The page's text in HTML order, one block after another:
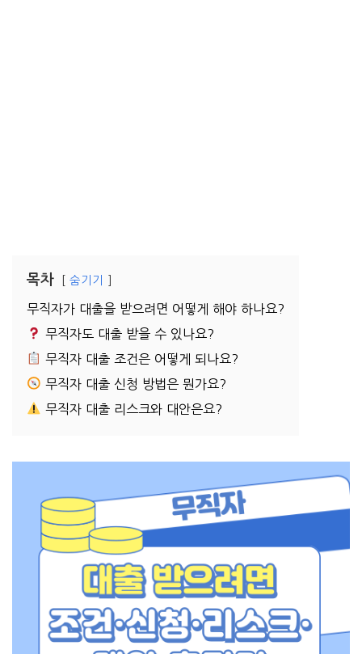
목차 숨기기
무직자가 대출을 받으려면 어떻게 해야 하나요?
무직자도 대출 받을 수 있나요?
무직자 대출 조건은 어떻게 되나요?
무직자 대출 신청 방법은 뭔가요?
무직자 대출 리스크와 대안은요?